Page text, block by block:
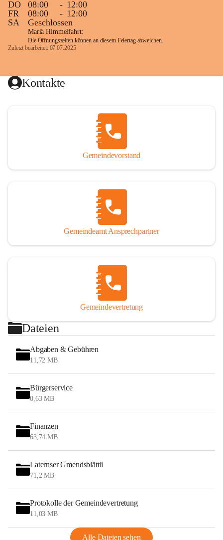
DO
08:00 - 12:00
FR
08:00 - 12:00
SA
Geschlossen
Mariä Himmelfahrt:
Die Öffnungszeiten können an diesem Feiertag abweichen.
Zuletzt bearbeitet: 07.07.2025
Kontakte
Gemeindevorstand
Gemeindeamt Ansprechpartner
Gemeindevertretung
Dateien
Abgaben & Gebühren
11,72 MB
Bürgerservice
0,63 MB
Finanzen
63,74 MB
Laternser Gmendsblättli
71,2 MB
Protokolle der Gemeindevertretung
11,03 MB
Alle Dateien sehen